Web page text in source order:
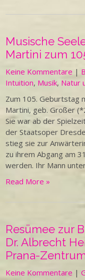
Musische
Martini zum
Keine Kommentare |
Intuition, Musik, Natur
Zum 105. Geburtstag
Martini, geb. Großer
Sie war ab der
der Staatsoper
stieg sie zur
zu ihrem Abgang am
werden. Ihr Mann
Read More »
Resümee zur
Dr. Albrecht
Prana-
Keine Kommentare |